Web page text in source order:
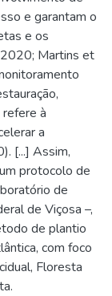
e garantam o
e os
Martins et
à
a
[...] Assim,
protocolo de
de
de Viçosa –,
de plantio
com foco
Floresta